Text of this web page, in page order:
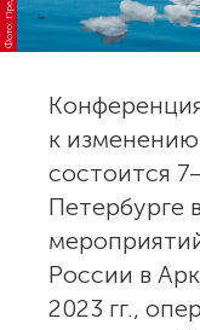
к
состоится
Петербурге
России в
2023 гг.,